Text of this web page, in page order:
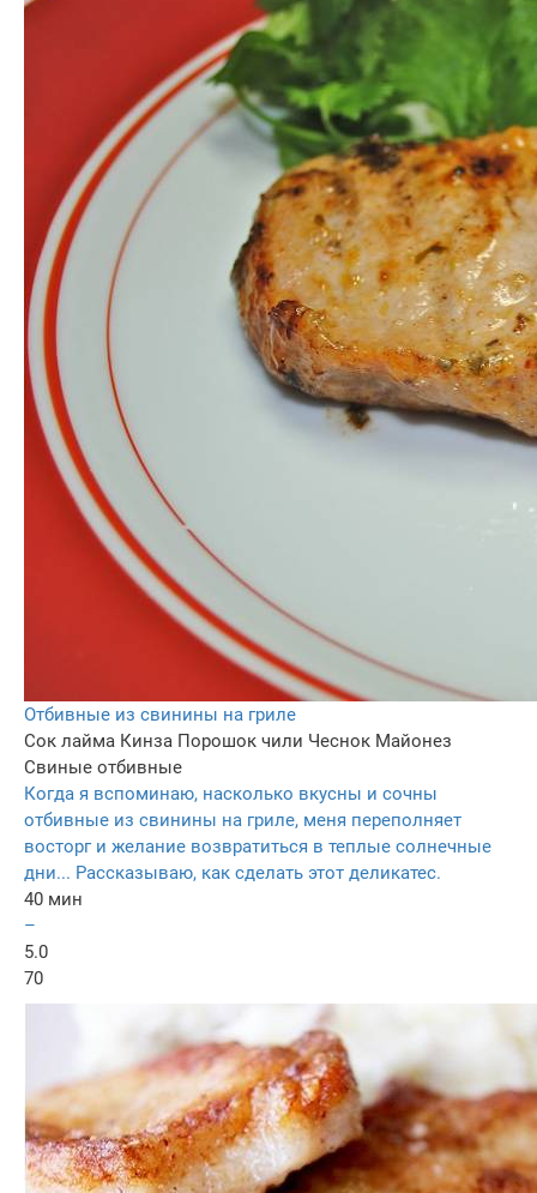
Отбивные из свинины на гриле
Сок лайма Кинза Порошок чили Чеснок Майонез
Свиные отбивные
Когда я вспоминаю, насколько вкусны и сочны
отбивные из свинины на гриле, меня переполняет
восторг и желание возвратиться в теплые солнечные
дни... Рассказываю, как сделать этот деликатес.
40 мин
–
5.0
70